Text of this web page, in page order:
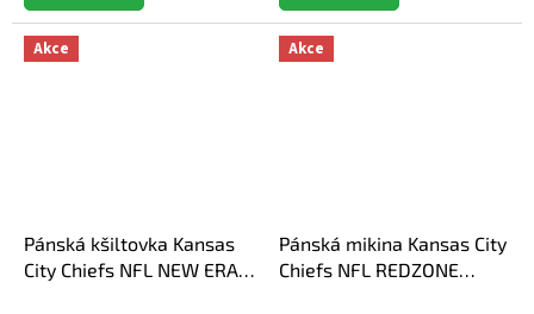
Akce
Pánská kšiltovka Kansas
City Chiefs NFL NEW ERA
Akce
Pánská mikina Kansas City
Chiefs NFL REDZONE